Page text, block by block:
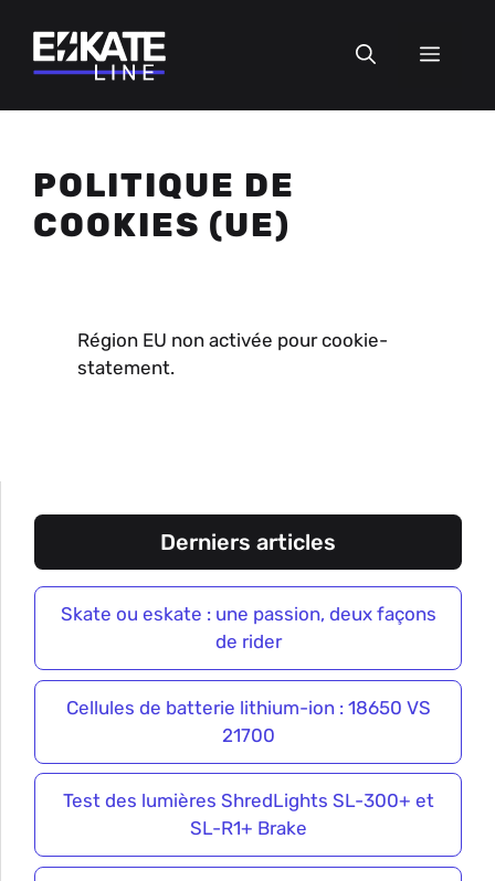
contenu
POLITIQUE DE
COOKIES (UE)
Région EU non activée pour cookie-
statement.
Derniers articles
Skate ou eskate : une passion, deux façons
de rider
Cellules de batterie lithium-ion : 18650 VS
21700
Test des lumières ShredLights SL-300+ et
SL-R1+ Brake